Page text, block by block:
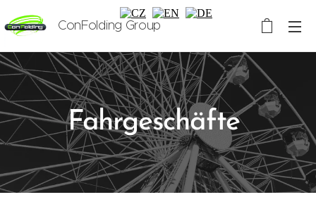
ConFolding Group
Fahrgeschäfte